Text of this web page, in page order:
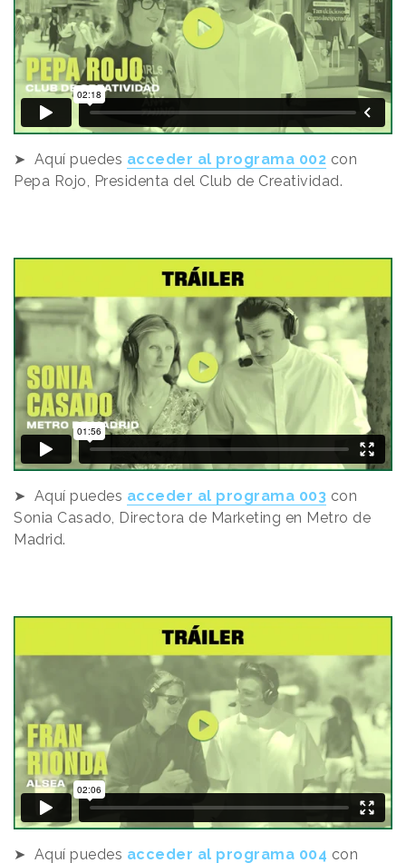
➤ Aquí puedes acceder al programa 002 con
Pepa Rojo, Presidenta del Club de Creatividad.
➤ Aquí puedes acceder al programa 003 con
Sonia Casado, Directora de Marketing en Metro de
Madrid.
➤ Aquí puedes acceder al programa 004 con